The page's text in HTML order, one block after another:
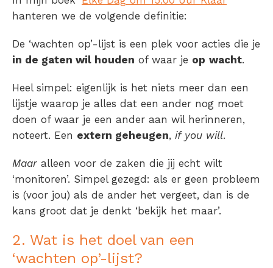
hanteren we de volgende definitie:
De ‘wachten op’-lijst is een plek voor acties die je
in de gaten wil houden of waar je op wacht.
Heel simpel: eigenlijk is het niets meer dan een
lijstje waarop je alles dat een ander nog moet
doen of waar je een ander aan wil herinneren,
noteert. Een extern geheugen, if you will.
Maar alleen voor de zaken die jij echt wilt
‘monitoren’. Simpel gezegd: als er geen probleem
is (voor jou) als de ander het vergeet, dan is de
kans groot dat je denkt ‘bekijk het maar’.
2. Wat is het doel van een
‘wachten op’-lijst?